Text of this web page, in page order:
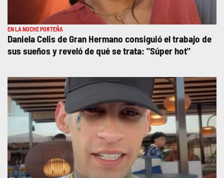
EN LA NOCHE PORTEÑA
Daniela Celis de Gran Hermano consiguió el trabajo de
sus sueños y reveló de qué se trata: "Súper hot"